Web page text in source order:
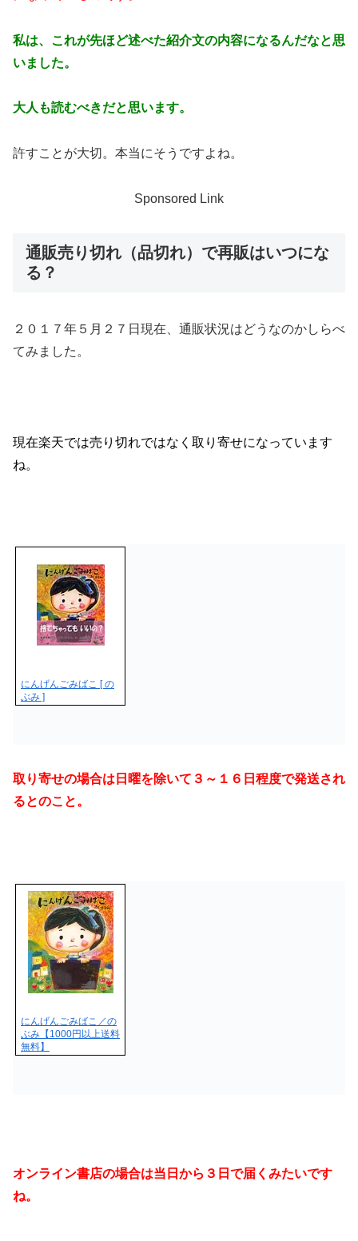
私は、これが先ほど述べた紹介文の内容になるんだなと思
いました。
大人も読むべきだと思います。
許すことが大切。本当にそうですよね。
Sponsored Link
通販売り切れ（品切れ）で再販はいつにな
る？
２０１７年５月２７日現在、通販状況はどうなのかしらべ
てみました。
現在楽天では売り切れではなく取り寄せになっています
ね。
にんげんごみばこ [ の
ぶみ ]
取り寄せの場合は日曜を除いて３～１６日程度で発送され
るとのこと。
にんげんごみばこ／の
ぶみ【1000円以上送料
無料】
オンライン書店の場合は当日から３日で届くみたいです
ね。